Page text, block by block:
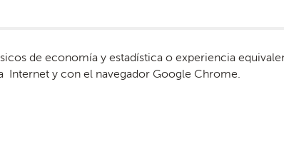
de economía y estadística o experiencia
Internet y con el navegador Google Chrome.